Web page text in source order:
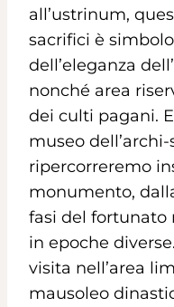
all’ustrinum,
sacrifici è
dell’eleganza
nonché area
dei culti pagani.
museo
ripercorreremo
monumento,
fasi del fortunato
in epoche
visita nell’area
mausoleo